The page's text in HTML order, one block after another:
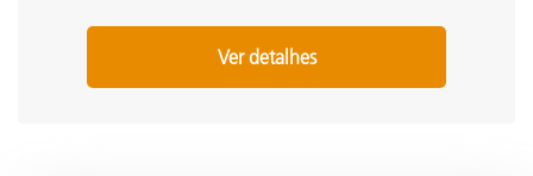
Ver detalhes